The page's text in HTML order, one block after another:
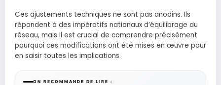
Ces ajustements techniques ne sont pas anodins. Ils
répondent à des impératifs nationaux d’équilibrage du
réseau, mais il est crucial de comprendre précisément
pourquoi ces modifications ont été mises en œuvre pour
en saisir toutes les implications.
ON RECOMMANDE DE LIRE :